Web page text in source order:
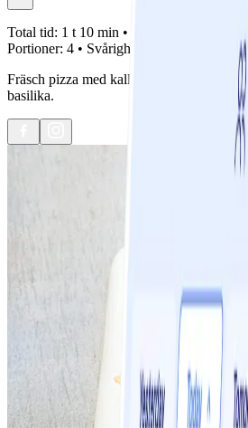
Total tid: 1 t 10 min •
Portioner: 4 • Svårighetsgrad:
Fräsch pizza med kall fyllning i form av
basilika.